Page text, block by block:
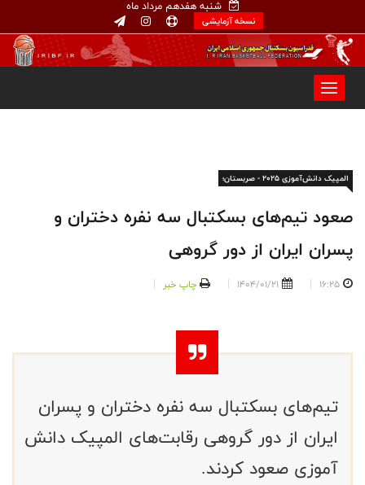
شنبه هفدهم مرداد ماه
نسخه آزمایشی
المپیک دانش‌آموزی ۲۰۲۵ - صربستان؛
صعود تیم‌های بسکتبال سه نفره دختران و
پسران ایران از دور گروهی
16:25
1404/01/21 چاپ خبر
تیم‌های بسکتبال سه نفره دختران و پسران
ایران از دور گروهی رقابت‌های المپیک دانش‌
آموزی صعود کردند.